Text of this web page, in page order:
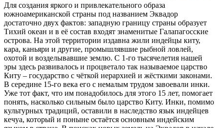
Для создания яркого и привлекательного образа
южноамериканской страны под названием Эквадор
достаточно двух фактов: западную границу страны образует
Тихий океан и в её состав входят знаменитые Галапагосские
острова. На этой территории издавна жили индейцы киту,
кара, каньяри и другие, промышлявшие рыбной ловлей,
охотой и возделывавшие землю. С 1-го тысячелетия нашей
эры здесь развивалось и процветало так называемое царство
Киту – государство с чёткой иерархией и жёсткими законами.
В середине 15-го века его с немалым трудом завоевали инки.
Уже тот факт, что им понадобилось для этого 15 лет, помогает
понять, насколько сильным было царство Киту. Инки, помимо
культурных традиций, оставили в наследство язык индейцев
кечуа, который и поныне остаётся основным индейским